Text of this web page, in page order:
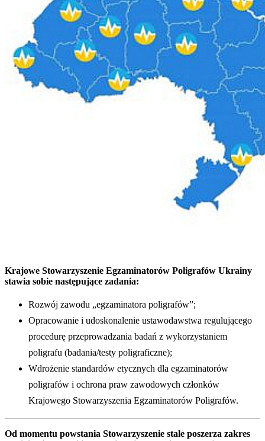
Krajowe Stowarzyszenie Egzaminatorów Poligrafów Ukrainy
stawia sobie następujące zadania:
Rozwój zawodu „egzaminatora poligrafów”;
Opracowanie i udoskonalenie ustawodawstwa regulującego
procedurę przeprowadzania badań z wykorzystaniem
poligrafu (badania/testy poligraficzne);
Wdrożenie standardów etycznych dla egzaminatorów
poligrafów i ochrona praw zawodowych członków
Krajowego Stowarzyszenia Egzaminatorów Poligrafów.
Od momentu powstania Stowarzyszenie stale poszerza zakres